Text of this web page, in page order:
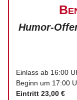
Humor-
Einlass ab 16:00
Beginn um 17:00
Eintritt 23,00 €